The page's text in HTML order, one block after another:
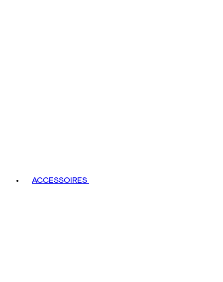
ACCESSOIRES